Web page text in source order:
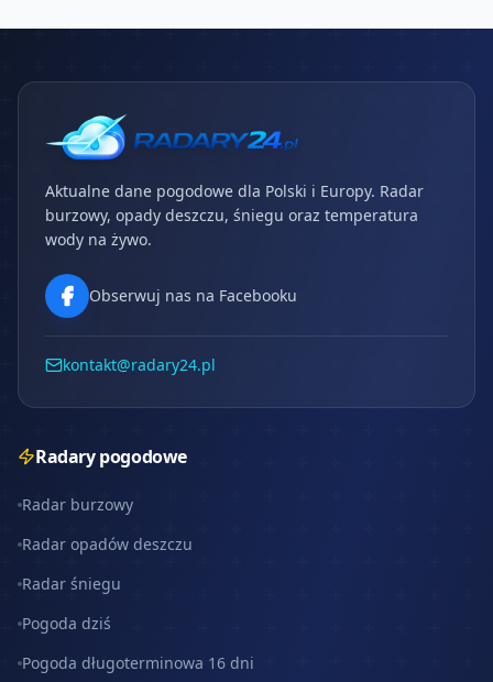
Aktualne dane pogodowe dla Polski i Europy. Radar
burzowy, opady deszczu, śniegu oraz temperatura
wody na żywo.
Obserwuj nas na Facebooku
kontakt@radary24.pl
Radary pogodowe
Radar burzowy
Radar opadów deszczu
Radar śniegu
Pogoda dziś
Pogoda długoterminowa 16 dni